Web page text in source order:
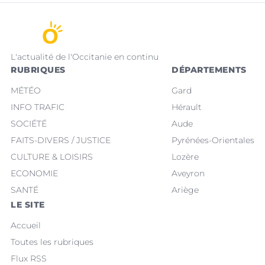
L'actualité de l'Occitanie en continu
RUBRIQUES
MÉTÉO
INFO TRAFIC
SOCIÉTÉ
FAITS-DIVERS / JUSTICE
CULTURE & LOISIRS
ECONOMIE
SANTÉ
DÉPARTEMENTS
Gard
Hérault
Aude
Pyrénées-Orientales
Lozère
Aveyron
Ariège
LE SITE
Accueil
Toutes les rubriques
Flux RSS